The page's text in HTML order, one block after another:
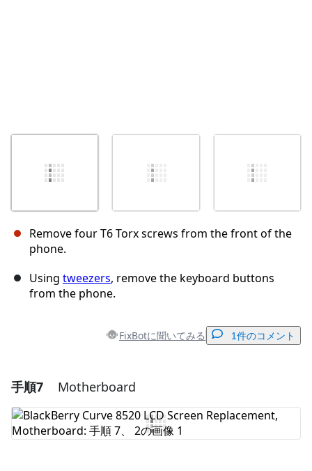
Remove four T6 Torx screws from the front of the
phone.
Using tweezers, remove the keyboard buttons
from the phone.
FixBotに聞いてみる 1件のコメント
コメントを追加
コメントを追加
手順7 Motherboard